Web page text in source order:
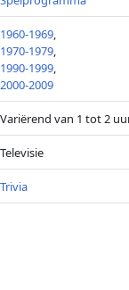
1960-1969,
1970-1979,
1990-1999,
2000-2009
Variërend van 1 tot 2
Televisie
Trivia